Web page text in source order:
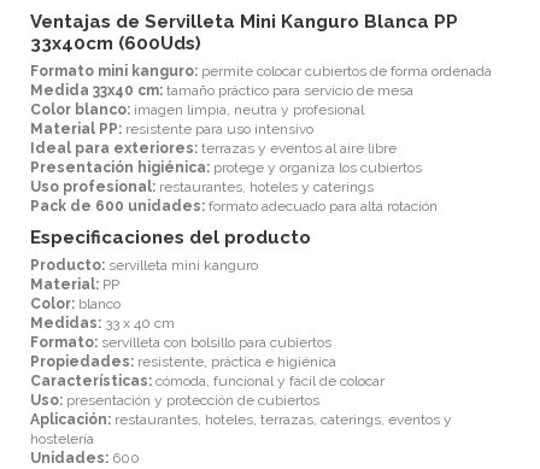
Ventajas de Servilleta Mini Kanguro Blanca PP
33x40cm (600Uds)
Formato mini kanguro: permite colocar cubiertos de forma ordenada
Medida 33x40 cm: tamaño práctico para servicio de mesa
Color blanco: imagen limpia, neutra y profesional
Material PP: resistente para uso intensivo
Ideal para exteriores: terrazas y eventos al aire libre
Presentación higiénica: protege y organiza los cubiertos
Uso profesional: restaurantes, hoteles y caterings
Pack de 600 unidades: formato adecuado para alta rotación
Especificaciones del producto
Producto: servilleta mini kanguro
Material: PP
Color: blanco
Medidas: 33 x 40 cm
Formato: servilleta con bolsillo para cubiertos
Propiedades: resistente, práctica e higiénica
Características: cómoda, funcional y fácil de colocar
Uso: presentación y protección de cubiertos
Aplicación: restaurantes, hoteles, terrazas, caterings, eventos y
hostelería
Unidades: 600